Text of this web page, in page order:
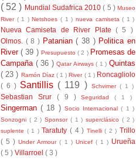
( 52 ) Mundial Sudafrica 2010( 5 )Museo
River ( 1 )Netshoes( 1 ) nueva camiseta( 1 )
Nueva Camiseta de River Plate ( 5 )
Olmos. ( 8 ) Patanian( 38 ) Politica en
River( 39 ) Presupuesto( 2 ) Promesas de
Campaña ( 36 )Qatar Airways( 1 )Quintas
( 23 ) Ramón Díaz ( 1 )River ( 1 ) Roncagliolo
( 6 ) Santillis ( 119 ) Schvimer ( 1 )
Sebastian Srur ( 9 )Seguridad( 1 )
Singerman( 18 ) Socio Internacional( 1 )
Sonzogni ( 2 ) Sponsor ( 1 ) superclásico ( 2 )
suplente ( 1 ) Taratuty ( 4 ) Tinelli( 2 ) Trillo
( 5 )Under Armour( 1 ) Unicef ( 1 ) Urueña
( 5 ) Villarroel ( 3 )